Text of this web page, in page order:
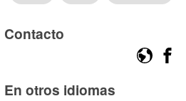
Contacto
En otros idiomas